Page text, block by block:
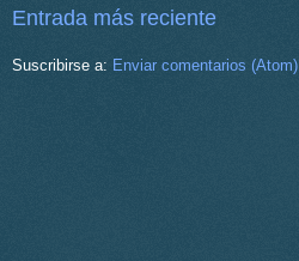
Entrada más reciente
Suscribirse a: Enviar comentarios (Atom)